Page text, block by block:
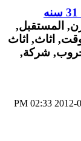
02:33 PM